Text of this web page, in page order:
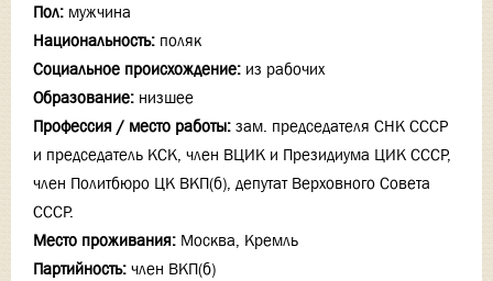
Пол: мужчина
Национальность: поляк
Социальное происхождение: из рабочих
Образование: низшее
Профессия / место работы: зам. председателя СНК СССР
и председатель КСК, член ВЦИК и Президиума ЦИК СССР,
член Политбюро ЦК ВКП(б), депутат Верховного Совета
СССР.
Место проживания: Москва, Кремль
Партийность: член ВКП(б)